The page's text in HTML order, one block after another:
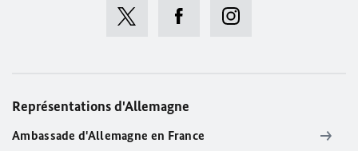
Représentations d'Allemagne
Ambassade d'Allemagne en France